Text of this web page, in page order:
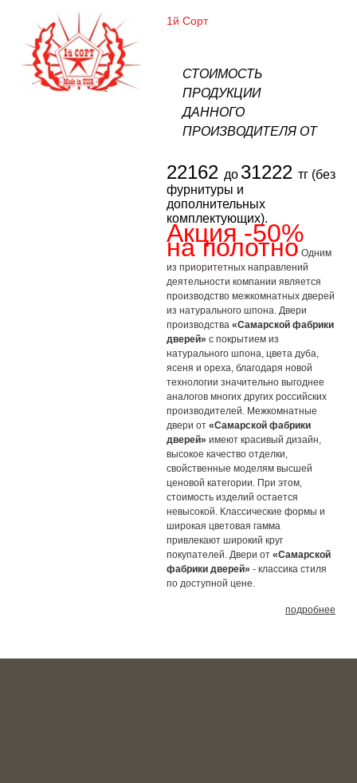
1й Сорт
СТОИМОСТЬ
ПРОДУКЦИИ
ДАННОГО
ПРОИЗВОДИТЕЛЯ ОТ
22162 до 31222 тг (без
фурнитуры и
дополнительных
комплектующих).
Акция -50%
на полотно Одним
из приоритетных направлений
деятельности компании является
производство межкомнатных дверей
из натурального шпона. Двери
производства «Самарской фабрики
дверей» с покрытием из
натурального шпона, цвета дуба,
ясеня и ореха, благодаря новой
технологии значительно выгоднее
аналогов многих других российских
производителей. Межкомнатные
двери от «Самарской фабрики
дверей» имеют красивый дизайн,
высокое качество отделки,
свойственные моделям высшей
ценовой категории. При этом,
стоимость изделий остается
невысокой. Классические формы и
широкая цветовая гамма
привлекают широкий круг
покупателей. Двери от «Самарской
фабрики дверей» - классика стиля
по доступной цене.
подробнее